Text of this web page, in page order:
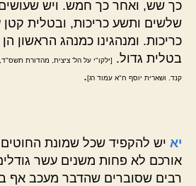
כך שש, ואחר כך חמש. ויש
שלשים ותשע כריכות, ובטלית
כריכות. ומנהגינו כמנהג הראשון
בטלית גדול.
[ילקו"י על הל' ציצית, מהדורת
קנד. ושארית יוסף ח"א עמוד רג].
יא יש להקפיד שכל שמונת החוטים
אורכם לא פחות משנים עשר
רבים שסוברים שהדבר מעכב אף